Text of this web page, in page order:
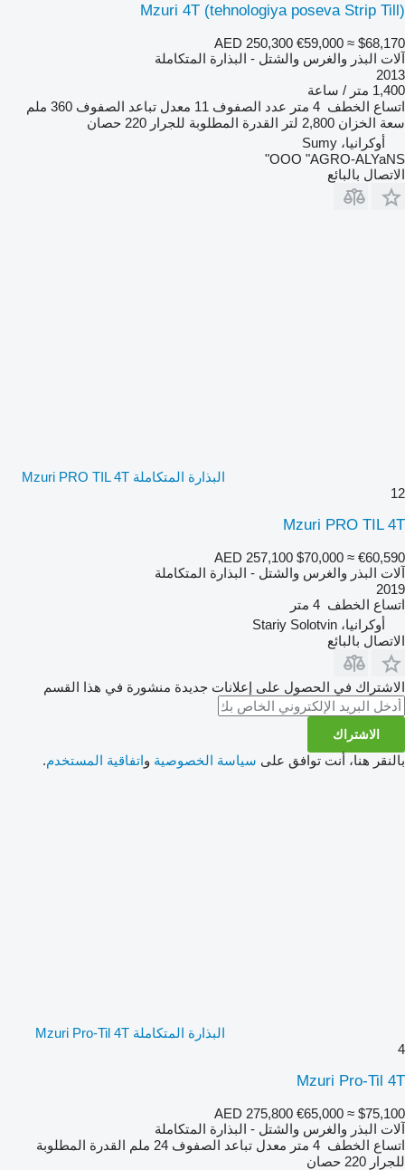
Mzuri 4T (tehnologiya poseva Strip Till)
AED 250,300 €59,000 ≈ $68,170
آلات البذر والغرس والشتل - البذارة المتكاملة
2013
1,400 متر / ساعة
اتساع الخطف 4 متر عدد الصفوف 11 معدل تباعد الصفوف 360 ملم
سعة الخزان 2,800 لتر القدرة المطلوبة للجرار 220 حصان
أوكرانيا، Sumy
OOO "AGRO-ALYaNS"
الاتصال بالبائع
البذارة المتكاملة Mzuri PRO TIL 4T
12
Mzuri PRO TIL 4T
AED 257,100 $70,000 ≈ €60,590
آلات البذر والغرس والشتل - البذارة المتكاملة
2019
اتساع الخطف 4 متر
أوكرانيا، Stariy Solotvin
الاتصال بالبائع
الاشتراك في الحصول على إعلانات جديدة منشورة في هذا القسم
الاشتراك
بالنقر هنا، أنت توافق على سياسة الخصوصية واتفاقية المستخدم.
البذارة المتكاملة Mzuri Pro-Til 4T
4
Mzuri Pro-Til 4T
AED 275,800 €65,000 ≈ $75,100
آلات البذر والغرس والشتل - البذارة المتكاملة
اتساع الخطف 4 متر معدل تباعد الصفوف 24 ملم
القدرة المطلوبة
للجرار 220 حصان